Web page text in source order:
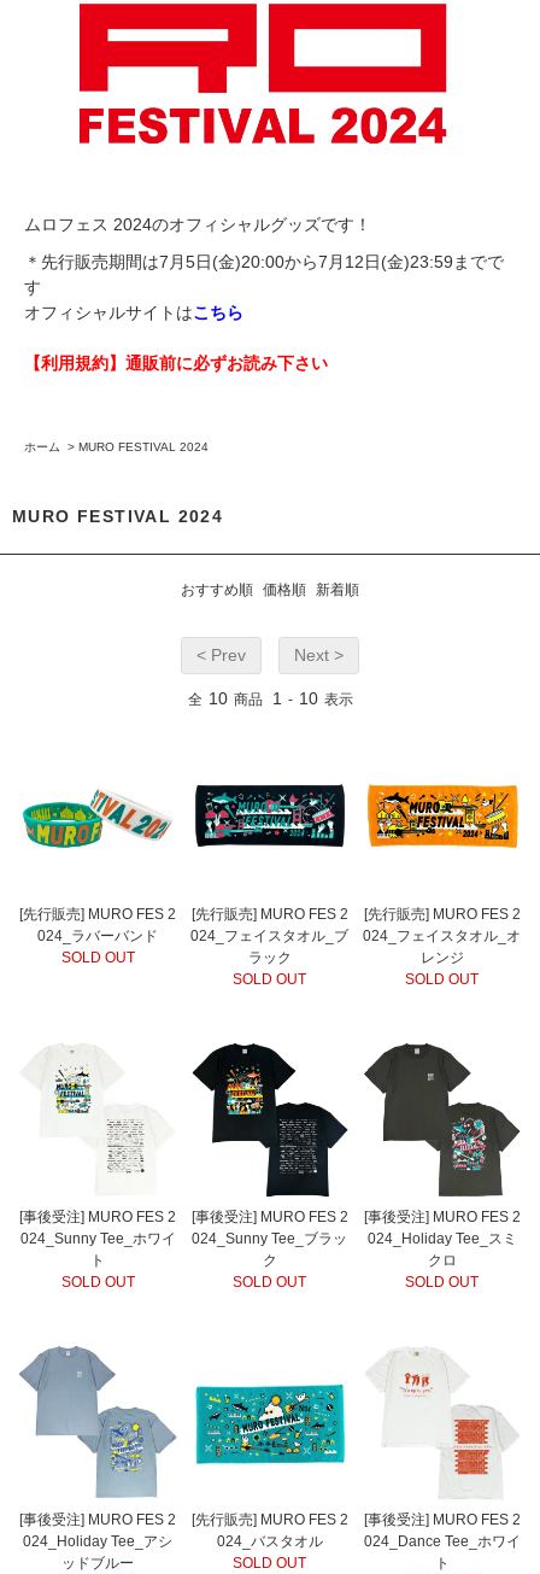
ムロフェス 2024のオフィシャルグッズです！
＊先行販売期間は7月5日(金)20:00から7月12日(金)23:59までで
す
オフィシャルサイトはこちら
【利用規約】通販前に必ずお読み下さい
ホーム > MURO FESTIVAL 2024
MURO FESTIVAL 2024
おすすめ順 価格順 新着順
< Prev Next >
全 10 商品 1 - 10 表示
[先行販売] MURO FES 2
024_ラバーバンド
SOLD OUT
[先行販売] MURO FES 2
024_フェイスタオル_ブ
ラック
SOLD OUT
[先行販売] MURO FES 2
024_フェイスタオル_オ
レンジ
SOLD OUT
[事後受注] MURO FES 2
024_Sunny Tee_ホワイ
ト
SOLD OUT
[事後受注] MURO FES 2
024_Sunny Tee_ブラッ
ク
SOLD OUT
[事後受注] MURO FES 2
024_Holiday Tee_スミ
クロ
SOLD OUT
[事後受注] MURO FES 2
024_Holiday Tee_アシ
ッドブルー
[先行販売] MURO FES 2
024_バスタオル
SOLD OUT
[事後受注] MURO FES 2
024_Dance Tee_ホワイ
ト